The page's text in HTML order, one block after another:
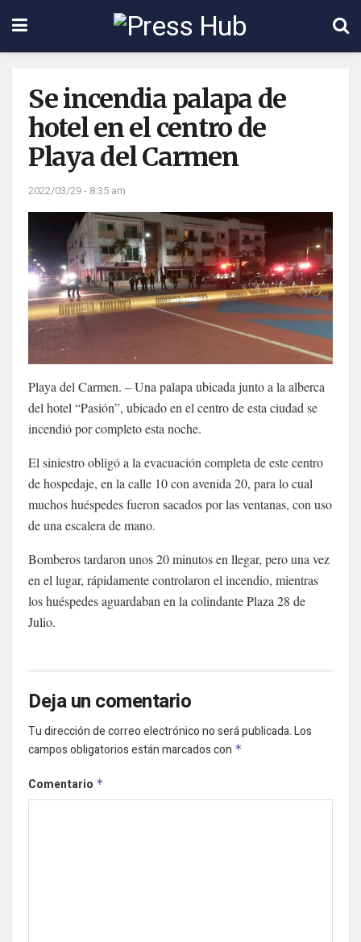
Se incendia palapa de
hotel en el centro de
Playa del Carmen
2022/03/29 - 8:35 am
Playa del Carmen. – Una palapa ubicada junto a la alberca
del hotel “Pasión”, ubicado en el centro de esta ciudad se
incendió por completo esta noche.
El siniestro obligó a la evacuación completa de este centro
de hospedaje, en la calle 10 con avenida 20, para lo cual
muchos huéspedes fueron sacados por las ventanas, con uso
de una escalera de mano.
Bomberos tardaron unos 20 minutos en llegar, pero una vez
en el lugar, rápidamente controlaron el incendio, mientras
los huéspedes aguardaban en la colindante Plaza 28 de
Julio.
Deja un comentario
Tu dirección de correo electrónico no será publicada.Los
campos obligatorios están marcados con *
Comentario *